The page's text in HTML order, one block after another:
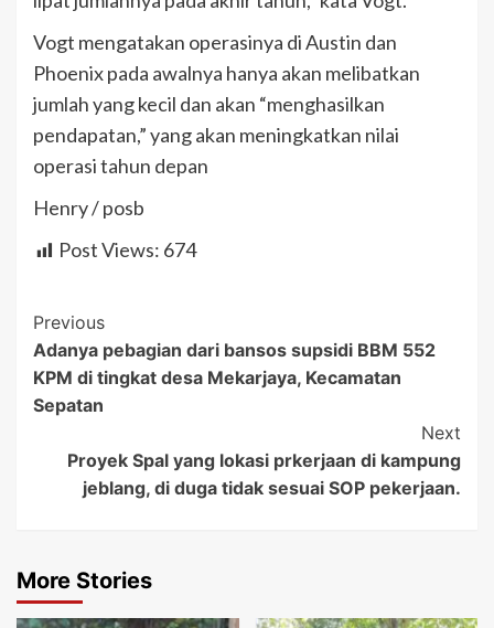
Vogt mengatakan operasinya di Austin dan
Phoenix pada awalnya hanya akan melibatkan
jumlah yang kecil dan akan “menghasilkan
pendapatan,” yang akan meningkatkan nilai
operasi tahun depan
Henry / posb
Post Views: 674
Post
Navigation
Previous
Adanya pebagian dari bansos supsidi BBM 552
KPM di tingkat desa Mekarjaya, Kecamatan
Sepatan
Next
Proyek Spal yang lokasi prkerjaan di kampung
jeblang, di duga tidak sesuai SOP pekerjaan.
More Stories